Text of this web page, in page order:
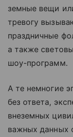
земные вещи
тревогу
праздничные
а также
шоу-программ.
А те немногие
без ответа,
внеземных
важных данных